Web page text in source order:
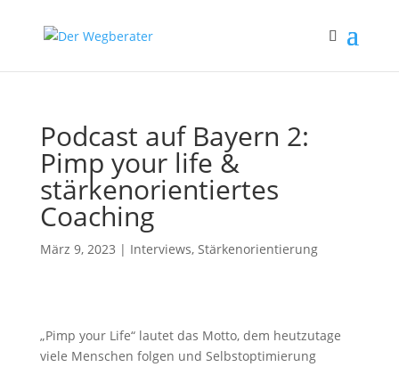
Podcast auf Bayern 2:
Pimp your life &
stärkenorientiertes
Coaching
März 9, 2023 | Interviews, Stärkenorientierung
„Pimp your Life“ lautet das Motto, dem heutzutage
viele Menschen folgen und Selbstoptimierung